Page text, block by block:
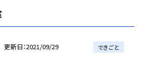
更新日 2021/09/29 できごと